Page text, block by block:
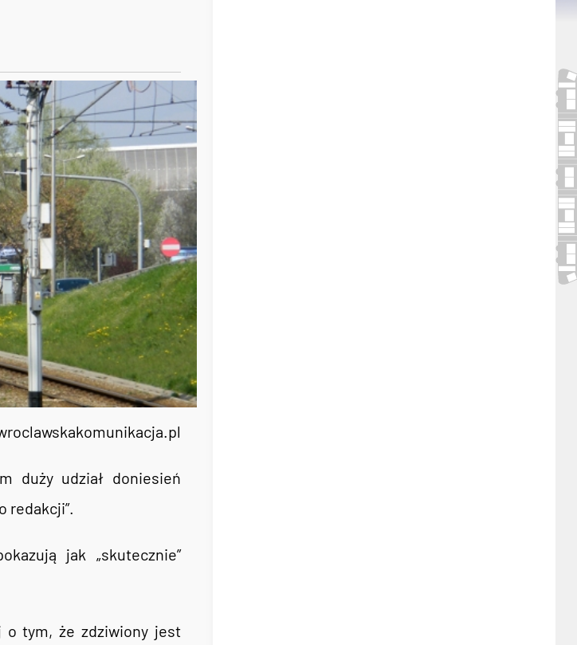
duży udział doniesień
redakcji”.
jak „skutecznie”
o tym, że zdziwiony jest